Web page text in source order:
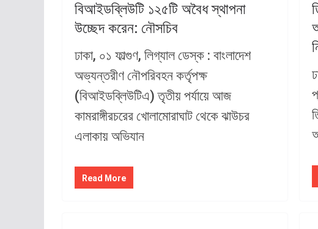
বিআইডব্লিউটি ১২৫টি অবৈধ স্থাপনা
উচ্ছেদ করেন: নৌসচিব
ঢাকা, ০১ ফাল্গুণ, লিগ্যাল ডেস্ক : বাংলাদেশ
অভ্যন্তরীণ নৌপরিবহন কর্তৃপক্ষ
(বিআইডব্লিউটিএ) তৃতীয় পর্যায়ে আজ
কামরাঙ্গীরচরের খোলামোরাঘাট থেকে ঝাউচর
এলাকায় অভিযান
Read More